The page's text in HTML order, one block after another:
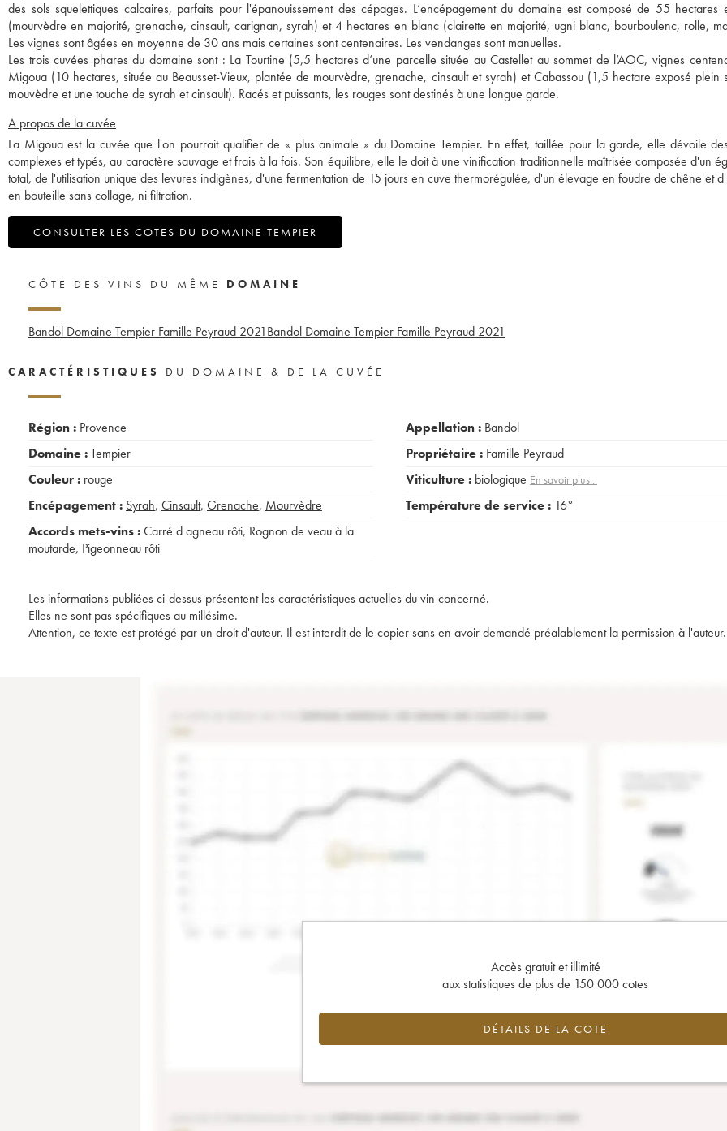
des sols squelettiques calcaires, parfaits pour l'épanouissement des cépages. L’encépagement du domaine est composé de 55 hectares
(mourvèdre en majorité, grenache, cinsault, carignan, syrah) et 4 hectares en blanc (clairette en majorité, ugni blanc, bourboulenc, rolle,
Les vignes sont âgées en moyenne de 30 ans mais certaines sont centenaires. Les vendanges sont manuelles.
Les trois cuvées phares du domaine sont : La Tourtine (5,5 hectares d’une parcelle située au Castellet au sommet de l’AOC, vignes
Migoua (10 hectares, située au Beausset-Vieux, plantée de mourvèdre, grenache, cinsault et syrah) et Cabassou (1,5 hectare exposé plein
mouvèdre et une touche de syrah et cinsault). Racés et puissants, les rouges sont destinés à une longue garde.
A propos de la cuvée
La Migoua est la cuvée que l'on pourrait qualifier de « plus animale » du Domaine Tempier. En effet, taillée pour la garde, elle dévoile
complexes et typés, au caractère sauvage et frais à la fois. Son équilibre, elle le doit à une vinification traditionnelle maîtrisée composée d'un
total, de l'utilisation unique des levures indigènes, d'une fermentation de 15 jours en cuve thermorégulée, d'un élevage en foudre de chêne et
en bouteille sans collage, ni filtration.
CONSULTER LES COTES DU DOMAINE TEMPIER
CÔTE DES VINS DU MÊME DOMAINE
Bandol Domaine Tempier Famille Peyraud 2021Bandol Domaine Tempier Famille Peyraud 2021
CARACTÉRISTIQUES DU DOMAINE & DE LA CUVÉE
Région : Provence
Domaine :Tempier
Couleur : rouge
Encépagement : Syrah, Cinsault, Grenache, Mourvèdre
Accords mets-vins :Carré d agneau rôti, Rognon de veau à la
moutarde, Pigeonneau rôti
Appellation : Bandol
Propriétaire : Famille Peyraud
Viticulture : biologique En savoir plus...
Température de service : 16°
Les informations publiées ci-dessus présentent les caractéristiques actuelles du vin concerné.
Elles ne sont pas spécifiques au millésime.
Attention, ce texte est protégé par un droit d'auteur. Il est interdit de le copier sans en avoir demandé préalablement la permission à l'auteur.
Accès gratuit et illimité
aux statistiques de plus de 150 000 cotes
DÉTAILS DE LA COTE